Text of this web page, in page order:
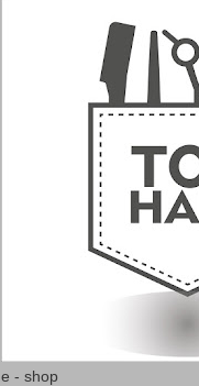
e - shop